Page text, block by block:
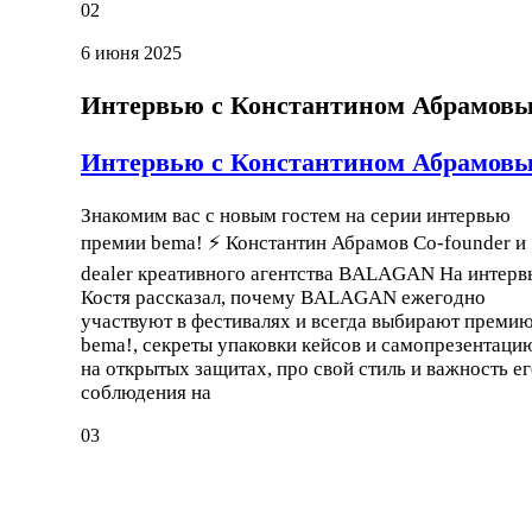
02
6 июня 2025
Интервью с Константином
Интервью с Константином
Знакомим вас с новым гостем на серии интервью
премии bema! ⚡ Константин Абрамов Co-founder и
dealer креативного агентства BALAGAN На
Костя рассказал, почему BALAGAN ежегодно
участвуют в фестивалях и всегда выбирают премию
bema!, секреты упаковки кейсов и
на открытых защитах, про свой стиль и важность
соблюдения на
03